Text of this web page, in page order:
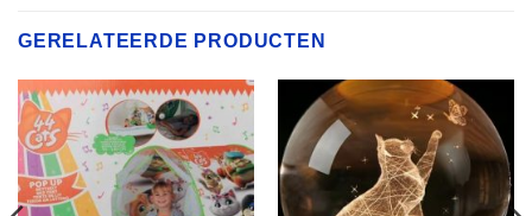
GERELATEERDE PRODUCTEN